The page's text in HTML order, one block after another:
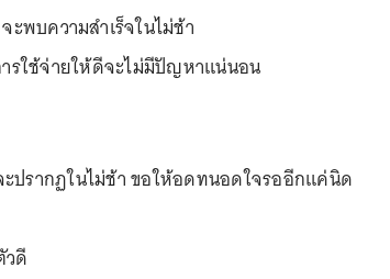
ะพบความสำเร็จในไม่ช้า
รใช้จ่ายให้ดีจะไม่มีปัญหาแน่นอน
ะปรากฏในไม่ช้า ขอให้อดทนอดใจรออีกแค่นิด
ดี